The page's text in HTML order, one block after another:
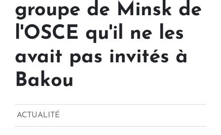
groupe de Minsk de
l'OSCE qu'il ne les
avait pas invités à
Bakou
ACTUALITÉ